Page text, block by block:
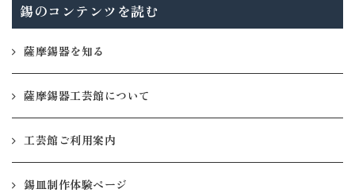
錫のコンテンツを読む
薩摩錫器を知る
薩摩錫器工芸館について
工芸館ご利用案内
錫皿制作体験ページ